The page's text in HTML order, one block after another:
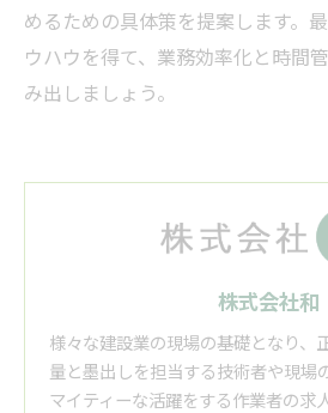
めるための具体策を提案します。
ウハウを得て、業務効率化と時間
み出しましょう。
株式会社和
様々な建設業の現場の基礎となり、
量と墨出しを担当する技術者や現場
マイティーな活躍をする作業者の求